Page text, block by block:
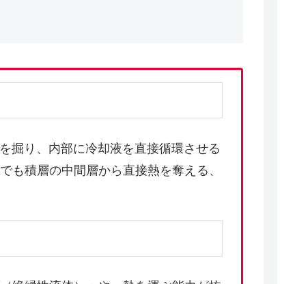
掘り、内部に冷却液を直接循環させる
も積層の中間層から直接熱を奪える、